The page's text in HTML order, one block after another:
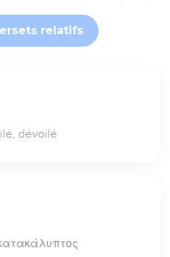
relatifs
dévoilé